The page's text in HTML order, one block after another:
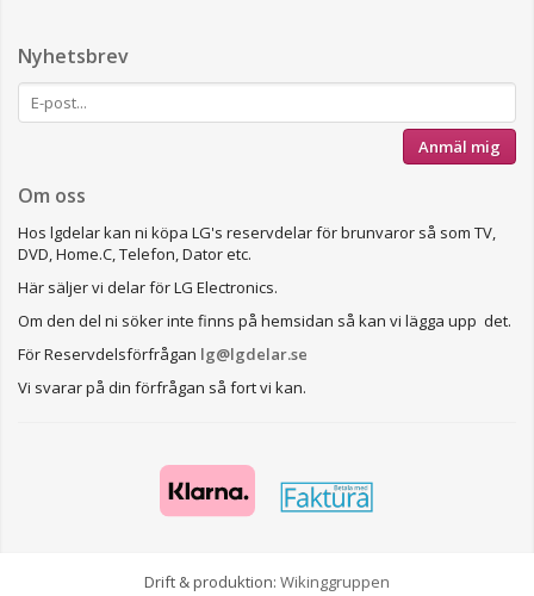
Nyhetsbrev
Anmäl mig
Om oss
Hos lgdelar kan ni köpa LG's reservdelar för brunvaror så som TV,
DVD, Home.C, Telefon, Dator etc.
Här säljer vi delar för LG Electronics.
Om den del ni söker inte finns på hemsidan så kan vi lägga upp det.
För Reservdelsförfrågan lg@lgdelar.se
Vi svarar på din förfrågan så fort vi kan.
Drift & produktion: Wikinggruppen